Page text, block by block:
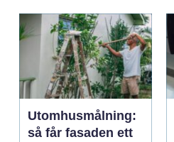
Utomhusmålning:
så får fasaden ett